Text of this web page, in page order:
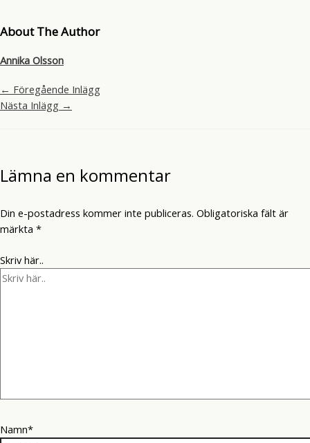
About The Author
Annika Olsson
← Föregående Inlägg
Nästa Inlägg →
Lämna en kommentar
Din e-postadress kommer inte publiceras. Obligatoriska fält är
märkta *
Skriv här..
Namn*